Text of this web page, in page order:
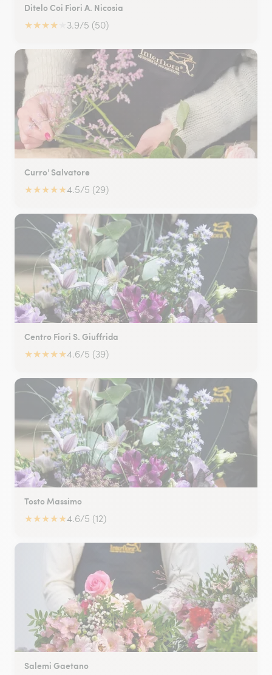
Ditelo Coi Fiori A. Nicosia
★★★★ 3.9/5 (50)
Curro' Salvatore
★★★★★4.5/5 (29)
Centro Fiori S. Giuffrida
★★★★★4.6/5 (39)
Tosto Massimo
★★★★★4.6/5 (12)
Salemi Gaetano